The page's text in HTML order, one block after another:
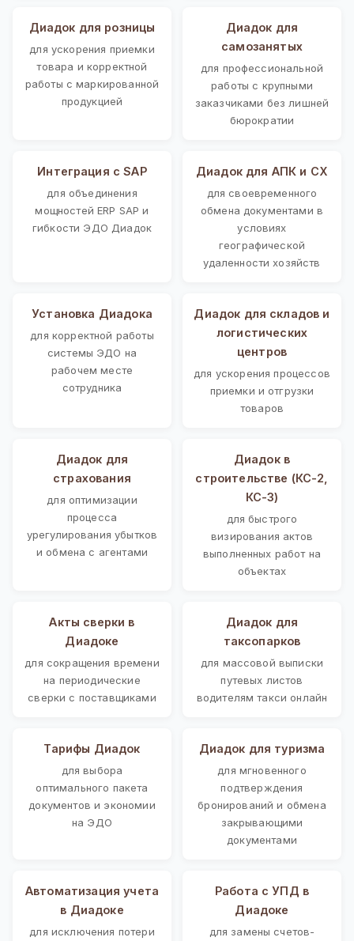
Диадок для розницы
для ускорения приемки
товара и корректной
работы с маркированной
продукцией
Диадок для
самозанятых
для профессиональной
работы с крупными
заказчиками без лишней
бюрократии
Интеграция с SAP
для объединения
мощностей ERP SAP и
гибкости ЭДО Диадок
Диадок для АПК и СХ
для своевременного
обмена документами в
условиях
географической
удаленности хозяйств
Установка Диадока
для корректной работы
системы ЭДО на
рабочем месте
сотрудника
Диадок для складов и
логистических
центров
для ускорения процессов
приемки и отгрузки
товаров
Диадок для
страхования
для оптимизации
процесса
урегулирования убытков
и обмена с агентами
Диадок в
строительстве (КС-2,
КС-3)
для быстрого
визирования актов
выполненных работ на
объектах
Акты сверки в
Диадоке
для сокращения времени
на периодические
сверки с поставщиками
Диадок для
таксопарков
для массовой выписки
путевых листов
водителям такси онлайн
Тарифы Диадок
для выбора
оптимального пакета
документов и экономии
на ЭДО
Диадок для туризма
для мгновенного
подтверждения
бронирований и обмена
закрывающими
документами
Автоматизация учета
в Диадоке
для исключения потери
Работа с УПД в
Диадоке
для замены счетов-